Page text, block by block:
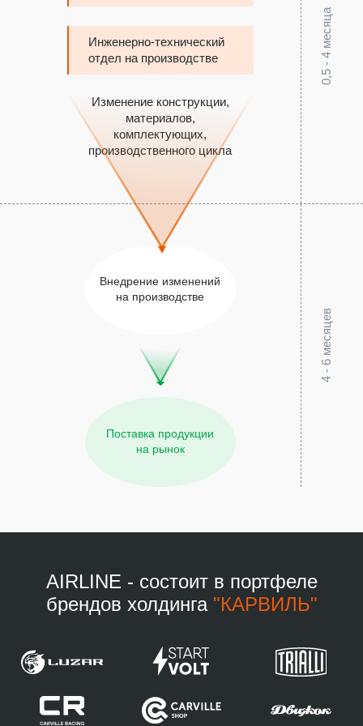
Инженерно-технический
отдел на производстве
Изменение конструкции,
материалов,
комплектующих,
производственного цикла
0,5 - 4 месяца
Внедрение изменений
на производстве
Поставка продукции
на рынок
4 - 6 месяцев
AIRLINE - состоит в портфеле
брендов холдинга "КАРВИЛЬ"